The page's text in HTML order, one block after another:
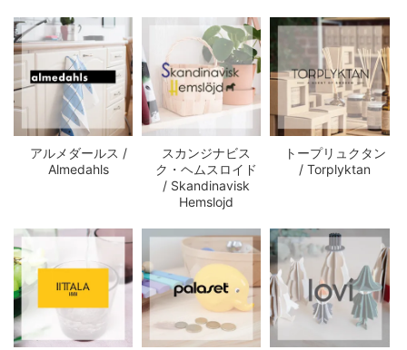
アルメダールス /
Almedahls
スカンジナビス
ク・ヘムスロイド
/ Skandinavisk
Hemslojd
トープリュクタン
/ Torplyktan